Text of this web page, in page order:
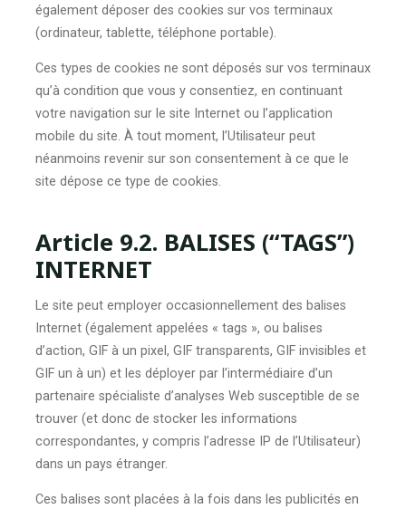
également déposer des cookies sur vos terminaux
(ordinateur, tablette, téléphone portable).
Ces types de cookies ne sont déposés sur vos terminaux
qu’à condition que vous y consentiez, en continuant
votre navigation sur le site Internet ou l’application
mobile du site. À tout moment, l’Utilisateur peut
néanmoins revenir sur son consentement à ce que le
site dépose ce type de cookies.
Article 9.2. BALISES (“TAGS”)
INTERNET
Le site peut employer occasionnellement des balises
Internet (également appelées « tags », ou balises
d’action, GIF à un pixel, GIF transparents, GIF invisibles et
GIF un à un) et les déployer par l’intermédiaire d’un
partenaire spécialiste d’analyses Web susceptible de se
trouver (et donc de stocker les informations
correspondantes, y compris l’adresse IP de l’Utilisateur)
dans un pays étranger.
Ces balises sont placées à la fois dans les publicités en